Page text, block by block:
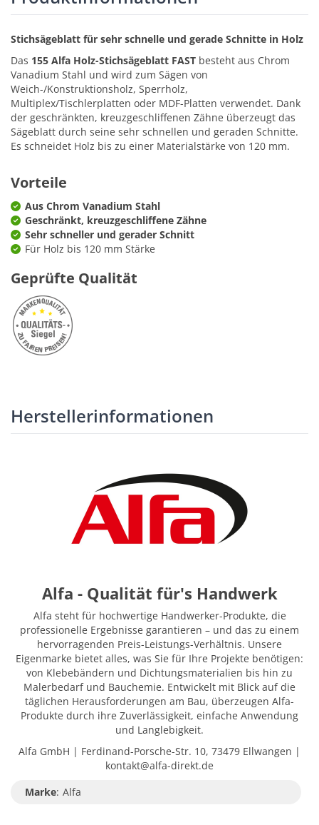
Stichsägeblatt für sehr schnelle und gerade Schnitte in Holz
Das 155 Alfa Holz-Stichsägeblatt FAST besteht aus Chrom
Vanadium Stahl und wird zum Sägen von
Weich-/Konstruktionsholz, Sperrholz,
Multiplex/Tischlerplatten oder MDF-Platten verwendet. Dank
der geschränkten, kreuzgeschliffenen Zähne überzeugt das
Sägeblatt durch seine sehr schnellen und geraden Schnitte.
Es schneidet Holz bis zu einer Materialstärke von 120 mm.
Vorteile
Aus Chrom Vanadium Stahl
Geschränkt, kreuzgeschliffene Zähne
Sehr schneller und gerader Schnitt
Für Holz bis 120 mm Stärke
Geprüfte Qualität
Herstellerinformationen
Alfa - Qualität für's Handwerk
Alfa steht für hochwertige Handwerker-Produkte, die
professionelle Ergebnisse garantieren – und das zu einem
hervorragenden Preis-Leistungs-Verhältnis. Unsere
Eigenmarke bietet alles, was Sie für Ihre Projekte benötigen:
von Klebebändern und Dichtungsmaterialien bis hin zu
Malerbedarf und Bauchemie. Entwickelt mit Blick auf die
täglichen Herausforderungen am Bau, überzeugen Alfa-
Produkte durch ihre Zuverlässigkeit, einfache Anwendung
und Langlebigkeit.
Alfa GmbH | Ferdinand-Porsche-Str. 10, 73479 Ellwangen |
kontakt@alfa-direkt.de
Marke: Alfa